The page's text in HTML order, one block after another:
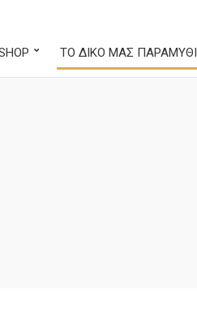
ΤΟ ΔΙΚΟ ΜΑΣ ΠΑΡΑΜΥΘΙ